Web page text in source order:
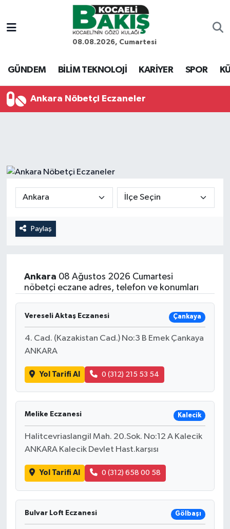
08.08.2026, Cumartesi
GÜNDEM BİLİM TEKNOLOJİ KARİYER SPOR
Ankara Nöbetçi Eczaneler
Paylaş
Ankara 08 Ağustos 2026 Cumartesi
nöbetçi eczane adres, telefon ve konumları
Vereseli Aktaş Eczanesi Çankaya
4. Cad. (Kazakistan Cad.) No:3 B Emek Çankaya
ANKARA
Yol Tarifi Al 0 (312) 215 53 54
Melike Eczanesi Kalecik
Halitcevriaslangil Mah. 20.Sok. No:12 A Kalecik
ANKARA Kalecik Devlet Hast.karşısı
Yol Tarifi Al 0 (312) 658 00 58
Bulvar Loft Eczanesi Gölbaşı
Kocaeli Nöbetçi Eczaneler
Kocaeli Hava Durumu
Son Dakika Haberleri
Haber Arşivi